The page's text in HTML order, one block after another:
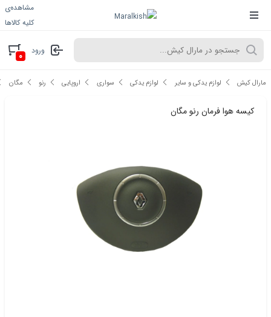
مشاهده‌ی
کلیه کالاها
ورود ۰
مارال کیش لوازم یدکی و سایر لوازم یدکی سواری اروپایی رنو مگان
کیسه هوا فرمان رنو مگان